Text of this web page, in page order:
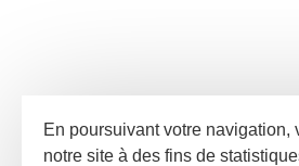
En poursuivant votre navigation,
notre site à des fins de